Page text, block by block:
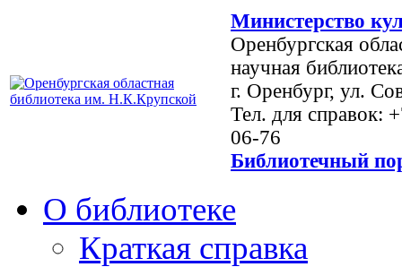
Министерство
Оренбургская
научная
г. Оренбург, ул.
Тел. для справок:
06-76
Библиотечный
О библиотеке
Краткая справка